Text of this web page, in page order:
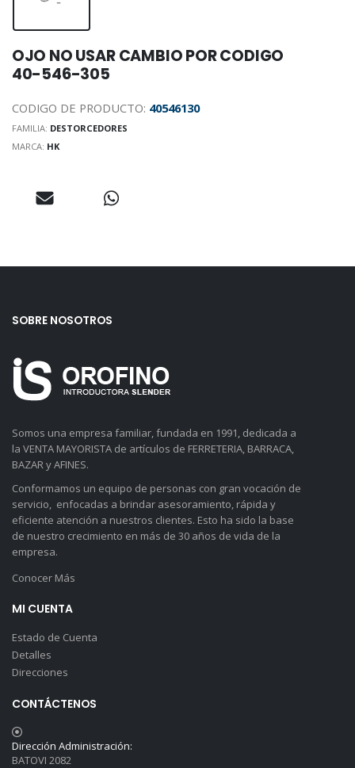
OJO NO USAR CAMBIO POR CODIGO
40-546-305
CODIGO DE PRODUCTO: 40546130
FAMILIA: DESTORCEDORES
MARCA: HK
SOBRE NOSOTROS
Somos una empresa familiar, fundada en 1991, dedicada a
la VENTA MAYORISTA de artículos de FERRETERIA, BARRACA,
BAZAR y AFINES.
Conformamos un equipo de personas con gran vocación de
servicio, enfocadas a brindar asesoramiento, rápida y
eficiente atención a nuestros clientes. Esto ha sido la base
de nuestro crecimiento en más de 30 años de vida de la
empresa.
Conocer Más
MI CUENTA
Estado de Cuenta
Detalles
Direcciones
CONTÁCTENOS
Dirección Administración:
BATOVI 2082